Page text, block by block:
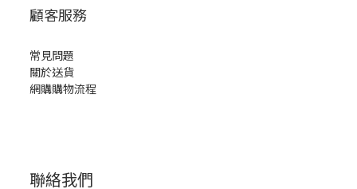
顧客服務
常見問題
關於送貨
網購購物流程
聯絡我們